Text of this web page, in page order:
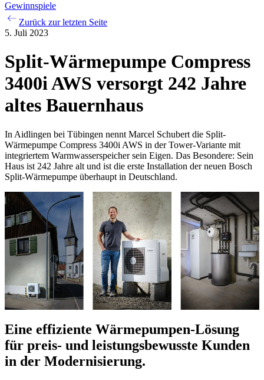
Gewinnspiele
Zurück zur letzten Seite
5. Juli 2023
Split-Wärmepumpe Compress
3400i AWS versorgt 242 Jahre
altes Bauernhaus
In Aidlingen bei Tübingen nennt Marcel Schubert die Split-
Wärmepumpe Compress 3400i AWS in der Tower-Variante mit
integriertem Warmwasserspeicher sein Eigen. Das Besondere: Sein
Haus ist 242 Jahre alt und ist die erste Installation der neuen Bosch
Split-Wärmepumpe überhaupt in Deutschland.
Eine effiziente Wärmepumpen-Lösung
für preis- und leistungsbewusste Kunden
in der Modernisierung.